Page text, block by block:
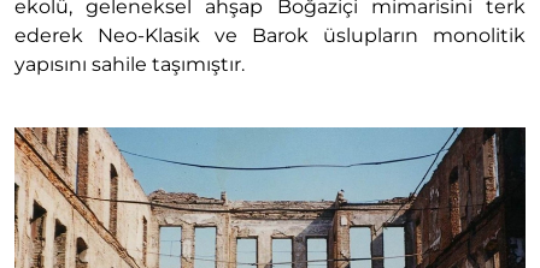
ekolü, geleneksel ahşap Boğaziçi mimarisini terk
ederek Neo-Klasik ve Barok üslupların monolitik
yapısını sahile taşımıştır.